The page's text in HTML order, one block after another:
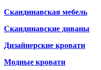
Скандинавская мебель
Скандинавские диваны
Дизайнерские кровати
Модные кровати